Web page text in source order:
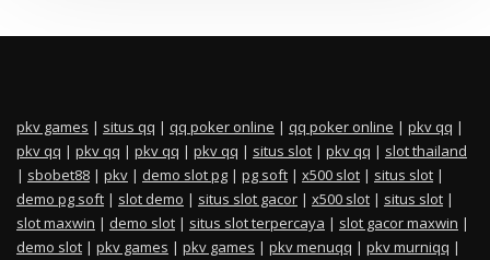
pkv games | situs qq | qq poker online | qq poker online | pkv qq |
pkv qq | pkv qq | pkv qq | pkv qq | situs slot | pkv qq | slot thailand
| sbobet88 | pkv | demo slot pg | pg soft | x500 slot | situs slot |
demo pg soft | slot demo | situs slot gacor | x500 slot | situs slot |
slot maxwin | demo slot | situs slot terpercaya | slot gacor maxwin |
demo slot | pkv games | pkv games | pkv menuqq | pkv murniqq |